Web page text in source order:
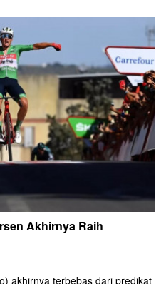
Akhirnya Raih
akhirnya terbebas dari predikat